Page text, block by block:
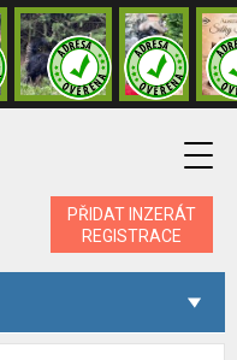
PŘIDAT INZERÁT
REGISTRACE